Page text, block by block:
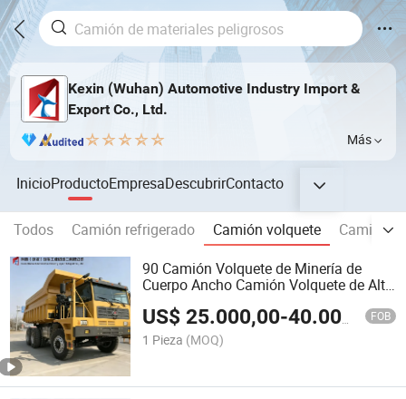
Kexin (Wuhan) Automotive Industry Import &
Export Co., Ltd.
Más
InicioProductoEmpresaDescubrirContacto
Todos Camión refrigerado Camión volquete
Camión
90 Camión Volquete de Minería de
Cuerpo Ancho Camión Volquete de Alta
para Proyecto de Cantera y Minería
US$25.000,00-40.000,00 FOB
1 Pieza (MOQ)